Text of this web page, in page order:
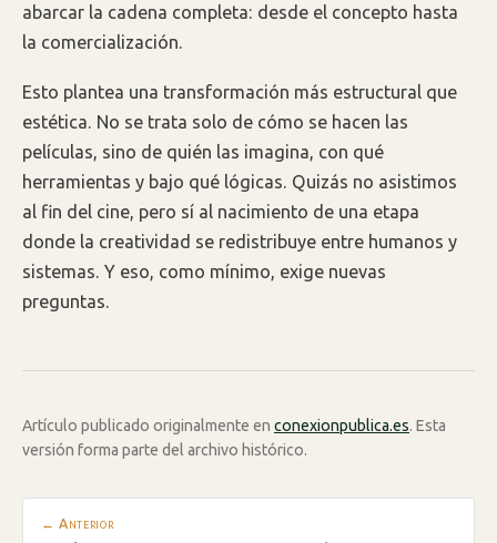
abarcar la cadena completa: desde el concepto hasta
la comercialización.
Esto plantea una transformación más estructural que
estética. No se trata solo de cómo se hacen las
películas, sino de quién las imagina, con qué
herramientas y bajo qué lógicas. Quizás no asistimos
al fin del cine, pero sí al nacimiento de una etapa
donde la creatividad se redistribuye entre humanos y
sistemas. Y eso, como mínimo, exige nuevas
preguntas.
Artículo publicado originalmente en conexionpublica.es. Esta
versión forma parte del archivo histórico.
← Anterior